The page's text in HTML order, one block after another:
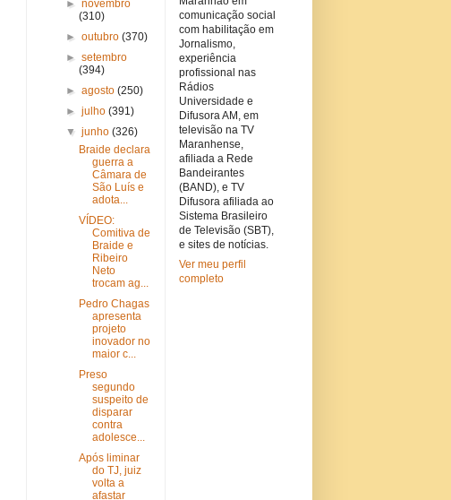
► novembro
(310)
► outubro (370)
► setembro
(394)
► agosto (250)
► julho (391)
▼ junho (326)
Braide declara
guerra a
Câmara de
São Luís e
adota...
VÍDEO:
Comitiva de
Braide e
Ribeiro
Neto
trocam ag...
Pedro Chagas
apresenta
projeto
inovador no
maior c...
Preso
segundo
suspeito de
disparar
contra
adolesce...
Após liminar
do TJ, juiz
volta a
afastar
comunicação social
com habilitação em
Jornalismo,
experiência
profissional nas
Rádios
Universidade e
Difusora AM, em
televisão na TV
Maranhense,
afiliada a Rede
Bandeirantes
(BAND), e TV
Difusora afiliada ao
Sistema Brasileiro
de Televisão (SBT),
e sites de notícias.
Ver meu perfil
completo